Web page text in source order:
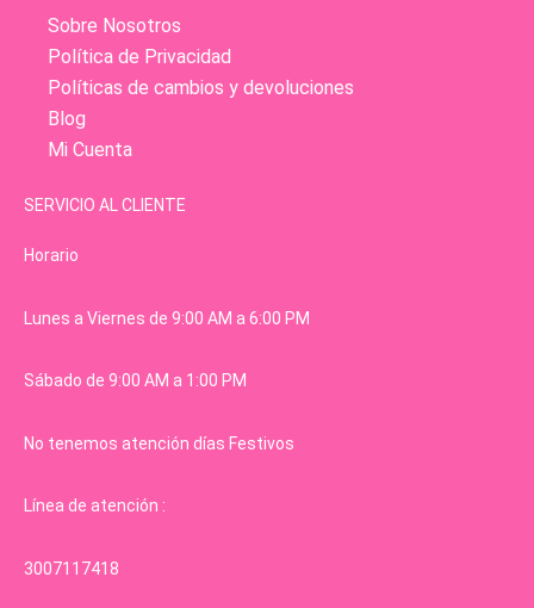
Sobre Nosotros
Política de Privacidad
Políticas de cambios y devoluciones
Blog
Mi Cuenta
SERVICIO AL CLIENTE
Horario
Lunes a Viernes de 9:00 AM a 6:00 PM
Sábado de 9:00 AM a 1:00 PM
No tenemos atención días Festivos
Línea de atención :
3007117418